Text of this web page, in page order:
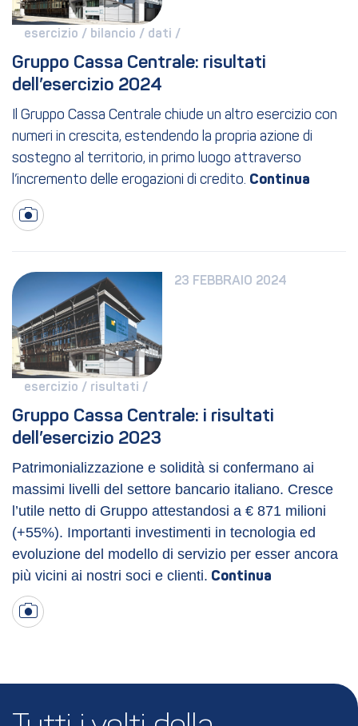
esercizio / bilancio / dati /
Gruppo Cassa Centrale: risultati
dell’esercizio 2024
Il Gruppo Cassa Centrale chiude un altro esercizio con
numeri in crescita, estendendo la propria azione di
sostegno al territorio, in primo luogo attraverso
l’incremento delle erogazioni di credito.
23 FEBBRAIO 2024
esercizio / risultati /
Gruppo Cassa Centrale: i risultati
dell’esercizio 2023
Patrimonializzazione e solidità si confermano ai
massimi livelli del settore bancario italiano. Cresce
l’utile netto di Gruppo attestandosi a € 871 milioni
(+55%). Importanti investimenti in tecnologia ed
evoluzione del modello di servizio per esser ancora
più vicini ai nostri soci e clienti.